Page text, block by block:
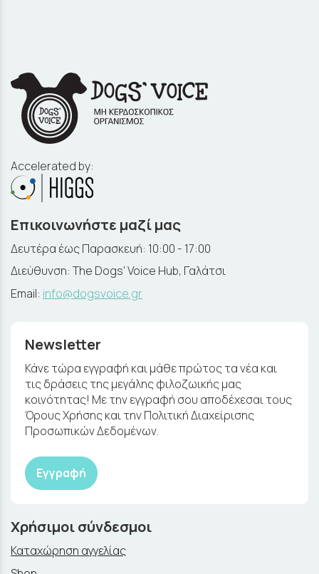
Accelerated by:
Επικοινωνήστε μαζί μας
Δευτέρα έως Παρασκευή: 10:00 - 17:00
Διεύθυνση: The Dogs' Voice Hub, Γαλάτσι
Email: info@dogsvoice.gr
Newsletter
Κάνε τώρα εγγραφή και μάθε πρώτος τα νέα και
τις δράσεις της μεγάλης φιλοζωικής μας
κοινότητας! Με την εγγραφή σου αποδέχεσαι τους
Όρους Χρήσης και την Πολιτική Διαχείρισης
Προσωπικών Δεδομένων.
Εγγραφή
Χρήσιμοι σύνδεσμοι
Καταχώρηση αγγελίας